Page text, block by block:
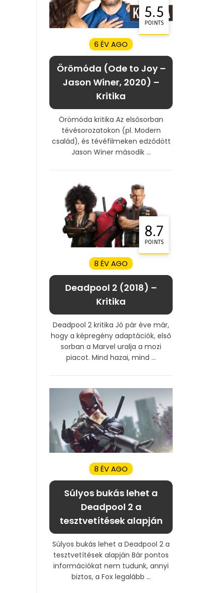
5.5
POINTS
6 ÉV AGO
Örömóda (Ode to Joy –
Jason Winer, 2020) –
Kritika
Örömóda kritika Az elsősorban
tévésorozatokon (pl. Modern
család), és tévéfilmeken edződött
Jason Winer második ...
8.7
POINTS
8 ÉV AGO
Deadpool 2 (2018) –
Kritika
Deadpool 2 kritika Jó pár éve már,
hogy a képregény adaptációk, első
sorban a Marvel uralja a mozi
piacot. Mind hazai, mind ...
8 ÉV AGO
Súlyos bukás lehet a
Deadpool 2 a
tesztvetítések alapján
Súlyos bukás lehet a Deadpool 2 a
tesztvetítések alapján Bár pontos
információkat nem tudunk, annyi
biztos, a Fox legalább ...